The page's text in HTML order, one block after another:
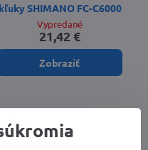
kľuky SHIMANO FC-C6000
Vypredané
21,42 €
Zobraziť